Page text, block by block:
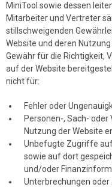
MiniTool sowie dessen
Mitarbeiter und Vertreter
stillschweigenden
Website und deren
Gewähr für die Richtigkeit,
auf der Website
nicht für:
Fehler oder
Personen-, Sach-
Nutzung der Website
Unbefugte Zugriffe
sowie auf dort
und/oder
Unterbrechungen